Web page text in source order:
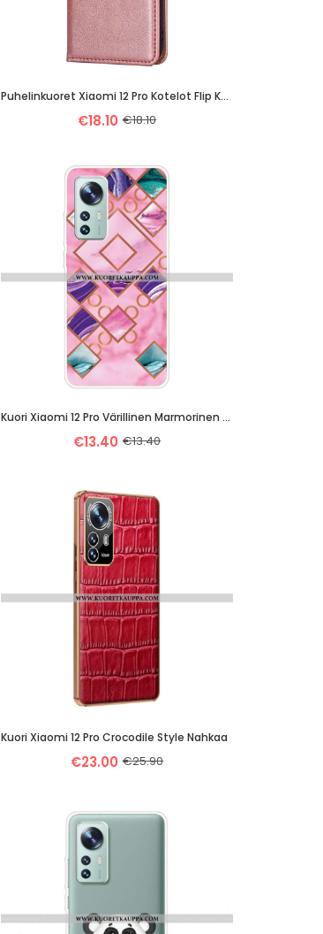
Puhelinkuoret Xiaomi 12 Pro Kotelot Flip Keinonahan Tikkaukset
€18.10 €18.10
Kuori Xiaomi 12 Pro Värillinen Marmorinen Silikoni
€13.40 €13.40
Kuori Xiaomi 12 Pro Crocodile Style Nahkaa
€23.00 €25.90